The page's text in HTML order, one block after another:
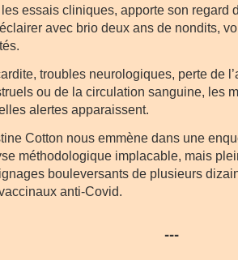
essais cliniques, apporte son regard
avec brio deux ans de nondits,
troubles neurologiques, perte de
ou de la circulation sanguine, les
alertes apparaissent.
Cotton nous emmène dans une
méthodologique implacable, mais
bouleversants de plusieurs
anti-Covid.
---